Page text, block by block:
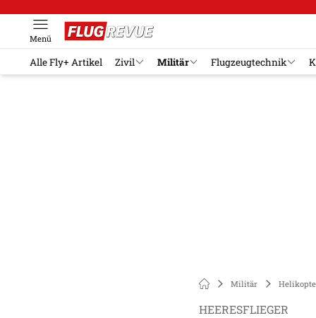
Menü
Alle Fly+ Artikel Zivil Militär Flugzeugtechnik
Militär
HEERESFLIEGER